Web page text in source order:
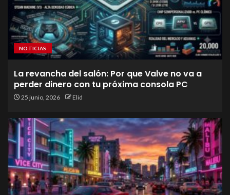
NOTICIAS
La revancha del salón: Por que Valve no va a
perder dinero con tu próxima consola PC
25 junio, 2026 Elid